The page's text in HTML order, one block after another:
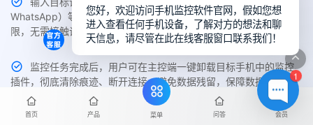
WhatsApp）等信息，即可远程配置并自动部署监控，轻松获取权
限，无需接触设备。
监控任务完成后，用户可在主控端一键卸载目标手机中的监控
插件，彻底清除痕迹、断开连接，避免数据残留，保障数据隐私与
操作安全。
首页 产品 菜单 问答 会员
1
您好，欢迎访问手机监控软件官网，假如您想
进入查看任何手机设备，了解对方的想法和聊
天信息，请尽管在此在线客服窗口联系我们！